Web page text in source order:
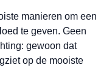
manieren om een
te geven. Geen
gewoon dat
op de mooiste